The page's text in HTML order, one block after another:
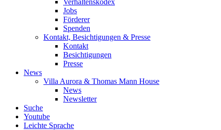
Verhaltenskodex
Jobs
Förderer
Spenden
Kontakt, Besichtigungen & Presse
Kontakt
Besichtigungen
Presse
News
Villa Aurora & Thomas Mann House
News
Newsletter
Suche
Youtube
Leichte Sprache